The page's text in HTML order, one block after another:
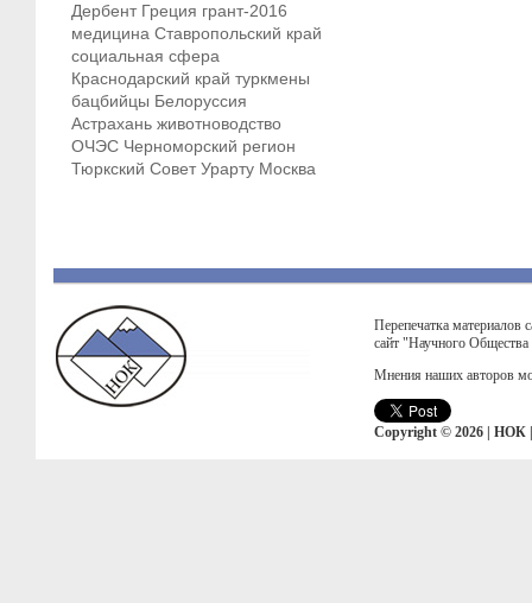
Дербент Греция грант-2016
медицина Ставропольский край
социальная сфера
Краснодарский край туркмены
бацбийцы Белоруссия
Астрахань животноводство
ОЧЭС Черноморский регион
Тюркский Совет Урарту Москва
Перепечатка материалов
сайт "Научного
Мнения наших авторов
Copyright © 2026 | НОК